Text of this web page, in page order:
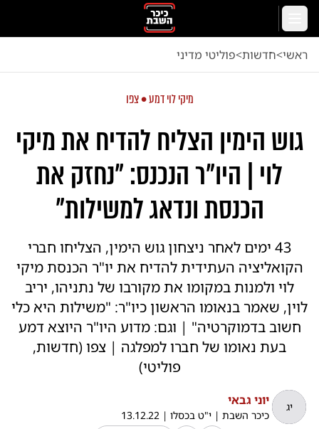
דלג לתוכן הראשי
ראשי<חדשות<פוליטי מדיני
מיקי לוי דמע • צפו
גוש הימין הצליח להדיח את מיקי
לוי | היו"ר הנכנס: "נחזק את
הכנסת ונדאג למשילות"
43 ימים לאחר ניצחון גוש הימין, הצליחו חברי
הקואליציה העתידית להדיח את יו"ר הכנסת מיקי
לוי ולמנות במקומו את מקורבו של נתניהו, יריב
לוין, שאמר בנאומו הראשון כיו"ר: "משילות היא כלי
חשוב בדמוקרטיה" | וגם: מדוע היו"ר היוצא דמע
בעת נאומו של חברו למפלגה | צפו (חדשות,
פוליטי)
יג יוני גבאי
כיכר השבת | י"ט בכסלו |
13.12.22